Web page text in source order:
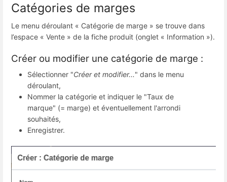
Catégories de marges
Le menu déroulant « Catégorie de marge » se trouve dans
l’espace « Vente » de la fiche produit (onglet « Information »).
Créer ou modifier une catégorie de marge :
Sélectionner "Créer et modifier..." dans le menu
déroulant,
Nommer la catégorie et indiquer le "Taux de
marque" (= marge) et éventuellement l'arrondi
souhaités,
Enregistrer.